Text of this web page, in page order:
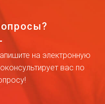
на электронную
вас по